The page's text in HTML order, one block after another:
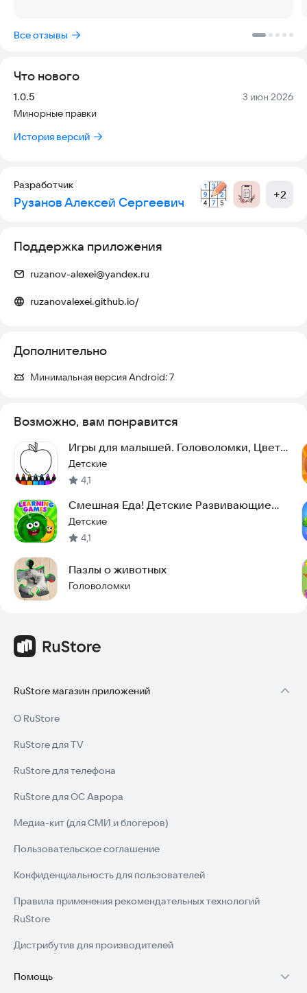
Все отзывы
Что нового
Версия:
1.0.5 Дата:
3 июн 2026
Минорные правки
История версий
Разработчик
Рузанов Алексей Сергеевич +2
Поддержка приложения
ruzanov-alexei@yandex.ru
ruzanovalexei.github.io/
Дополнительно
Минимальная версия Android:7
Возможно, вам понравится
Игры для малышей. Головоломки, Цвета
и Формы
Детские
4,1
Смешная Еда! Детские Развивающие
Игры для Детей 3
Детские
4,1
Пазлы о животных
Головоломки
RuStore магазин приложений
О RuStore
RuStore для TV
RuStore для телефона
RuStore для ОС Аврора
Медиа-кит (для СМИ и блогеров)
Пользовательское соглашение
Конфиденциальность для пользователей
Правила применения рекомендательных технологий
RuStore
Дистрибутив для производителей
Помощь